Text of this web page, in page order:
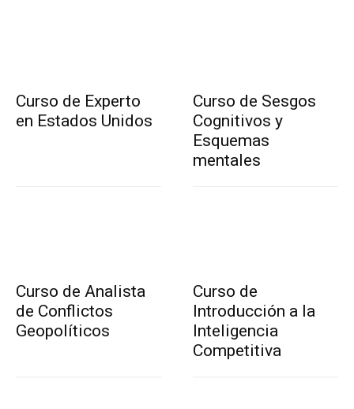
Curso de Experto
en Estados Unidos
Curso de Sesgos
Cognitivos y
Esquemas
mentales
Curso de Analista
de Conflictos
Geopolíticos
Curso de
Introducción a la
Inteligencia
Competitiva